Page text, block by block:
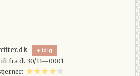
følg
fra d. 30/11--0001